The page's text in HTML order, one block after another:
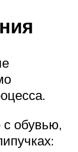
с обувью,